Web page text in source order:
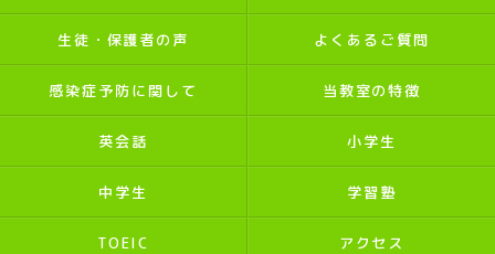
生徒・保護者の声 よくあるご質問
感染症予防に関して 当教室の特徴
英会話 小学生
中学生 学習塾
TOEIC アクセス